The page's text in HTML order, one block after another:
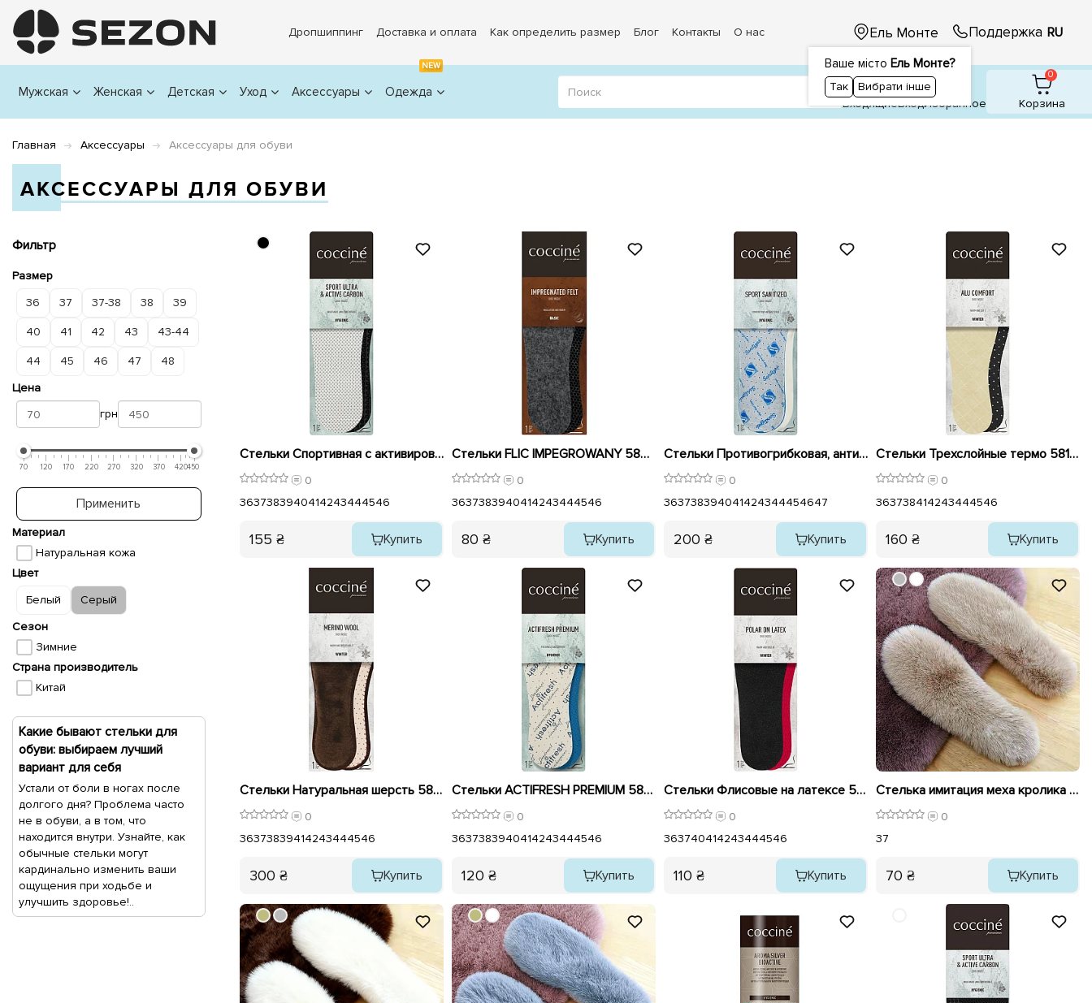
Дропшиппинг Доставка и оплата Как определить размер Блог Контакты О нас Ель Монте
Ваше місто Ель Монте?
Так Вибрати інше
Поддержка RU
Мужская Женская Детская Уход Аксессуары
NEW
Одежда
1
ВходящиеВходИзбранное
0
Корзина
Главная Аксессуары Аксессуары для обуви
АКСЕССУАРЫ ДЛЯ ОБУВИ
Фильтр
Размер
36
37 37-38 38 39
40 41 42 43 43-44
44 45 46 47
48
Цена
грн
70 120 170 220 270 320 370 420450
Применить
Материал
Натуральная кожа
Цвет
Белый
Серый
Сезон
Зимние
Страна производитель
Китай
Какие бывают стельки для
обуви: выбираем лучший
вариант для себя
Устали от боли в ногах после
долгого дня? Проблема часто
не в обуви, а в том, что
находится внутри. Узнайте, как
обычные стельки могут
кардинально изменить ваши
ощущения при ходьбе и
улучшить здоровье!..
Стельки Спортивная с активированным углем Белая 579646 Coccine
0
3637383940414243444546
155 ₴ Купить
Стельки FLIC IMPEGROWANY 587852 Coccine
0
3637383940414243444546
80 ₴ Купить
Стельки Противогрибковая, антисептическая 579743 Coccine
0
363738394041424344454647
200 ₴ Купить
Стельки Трехслойные термо 581293 Coccine
0
363738414243444546
160 ₴ Купить
Стельки Натуральная шерсть 581291 Coccine
0
36373839414243444546
300 ₴ Купить
Стельки ACTIFRESH PREMIUM 589359 Coccine
0
3637383940414243444546
120 ₴ Купить
Стельки Флисовые на латексе 581292 Coccine
0
363740414243444546
110 ₴ Купить
Стелька имитация меха кролика 591286 Бежевые
0
37
70 ₴ Купить